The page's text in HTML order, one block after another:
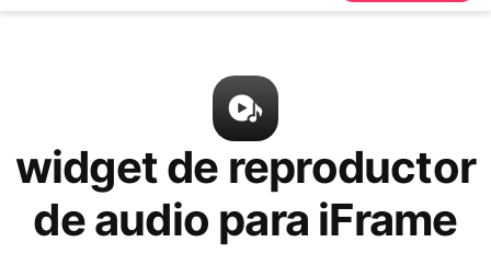
widget de reproductor
de audio para iFrame